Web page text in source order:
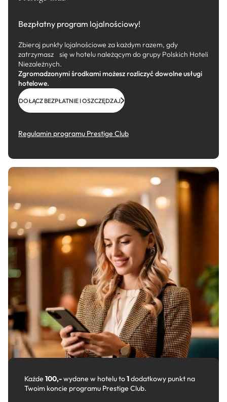
Bezpłatny program lojalnościowy!
Zbieraj punkty lojalnościowe za każdym razem, gdy
zatrzymasz się w hotelu należącym do grupy Polskich Hoteli
Niezależnych.
Zgromadzonymi środkami możesz rozliczyć dowolne usługi
hotelowe.
DOŁĄCZ BEZPŁATNIE I OSZCZĘDZAJ
Regulamin programu Prestige Club
Każde 100,-wydane w hotelu to1dodatkowy punkt na
Twoim koncie programu Prestige Club.